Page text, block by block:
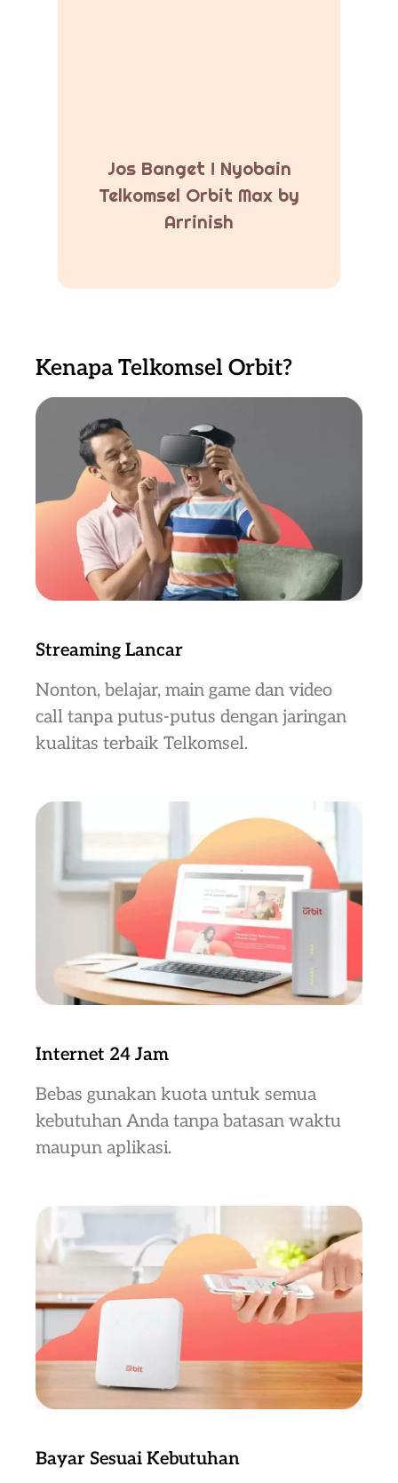
Jos Banget ! Nyobain
Telkomsel Orbit Max by
Arrinish
Kenapa Telkomsel Orbit?
Streaming Lancar
Nonton, belajar, main game dan video
call tanpa putus-putus dengan jaringan
kualitas terbaik Telkomsel.
Internet 24 Jam
Bebas gunakan kuota untuk semua
kebutuhan Anda tanpa batasan waktu
maupun aplikasi.
Bayar Sesuai Kebutuhan